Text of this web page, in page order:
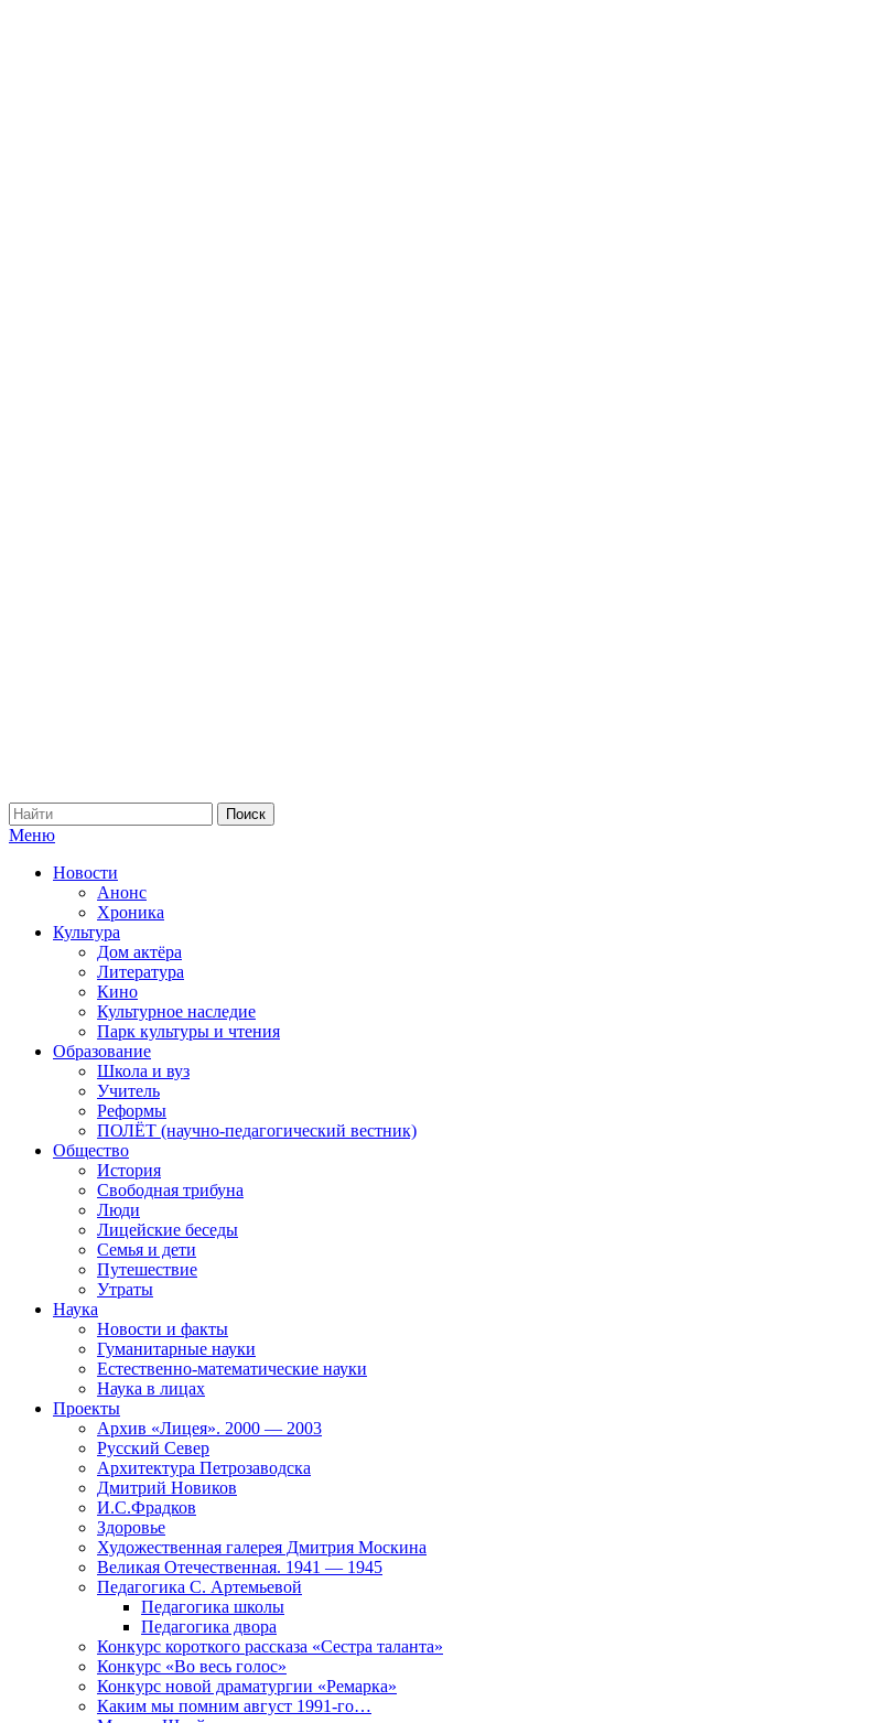
Меню
Новости
Анонс
Хроника
Культура
Дом актёра
Литература
Кино
Культурное наследие
Парк культуры и чтения
Образование
Школа и вуз
Учитель
Реформы
ПОЛЁТ (научно-педагогический вестник)
Общество
История
Свободная трибуна
Люди
Лицейские беседы
Семья и дети
Путешествие
Утраты
Наука
Новости и факты
Гуманитарные науки
Естественно-математические науки
Наука в лицах
Проекты
Архив «Лицея». 2000 — 2003
Русский Север
Архитектура Петрозаводска
Дмитрий Новиков
И.С.Фрадков
Здоровье
Художественная галерея Дмитрия Москина
Великая Отечественная. 1941 — 1945
Педагогика С. Артемьевой
Педагогика школы
Педагогика двора
Конкурс короткого рассказа «Сестра таланта»
Конкурс «Во весь голос»
Конкурс новой драматургии «Ремарка»
Каким мы помним август 1991-го…